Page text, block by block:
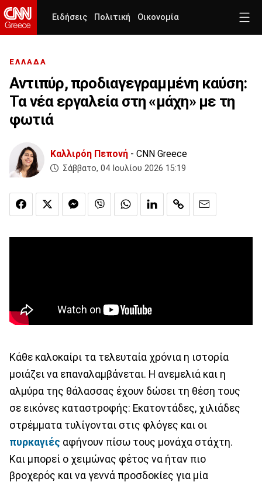
Ειδήσεις Πολιτική Οικονομία
ΕΛΛΑΔΑ
Αντιπύρ, προδιαγεγραμμένη καύση:
Τα νέα εργαλεία στη «μάχη» με τη
φωτιά
Καλλιρόη Πεπονή - CNN Greece
Σάββατο, 04 Ιουλίου 2026 15:19
Κάθε καλοκαίρι τα τελευταία χρόνια η ιστορία
μοιάζει να επαναλαμβάνεται. Η ανεμελιά και η
αλμύρα της θάλασσας έχουν δώσει τη θέση τους
σε εικόνες καταστροφής: Εκατοντάδες, χιλιάδες
στρέμματα τυλίγονται στις φλόγες και οι
πυρκαγιές αφήνουν πίσω τους μονάχα στάχτη.
Και μπορεί ο χειμώνας φέτος να ήταν πιο
βροχερός και να γεννά προσδοκίες για μία